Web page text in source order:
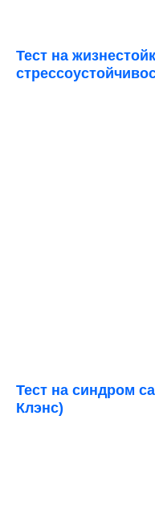
Тест на
Тест на синдром
Клэнс)